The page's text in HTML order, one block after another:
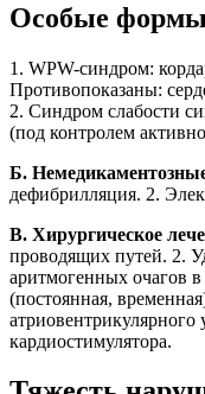
Особые
1. WPW-синдром:
Противопоказаны:
2. Синдром слабости
(под контролем
Б.
дефибрилляция. 2.
В. Хирургическое
проводящих путей. 2.
аритмогенных очагов
(постоянная,
атриовентрикулярного
кардиостимулятора.